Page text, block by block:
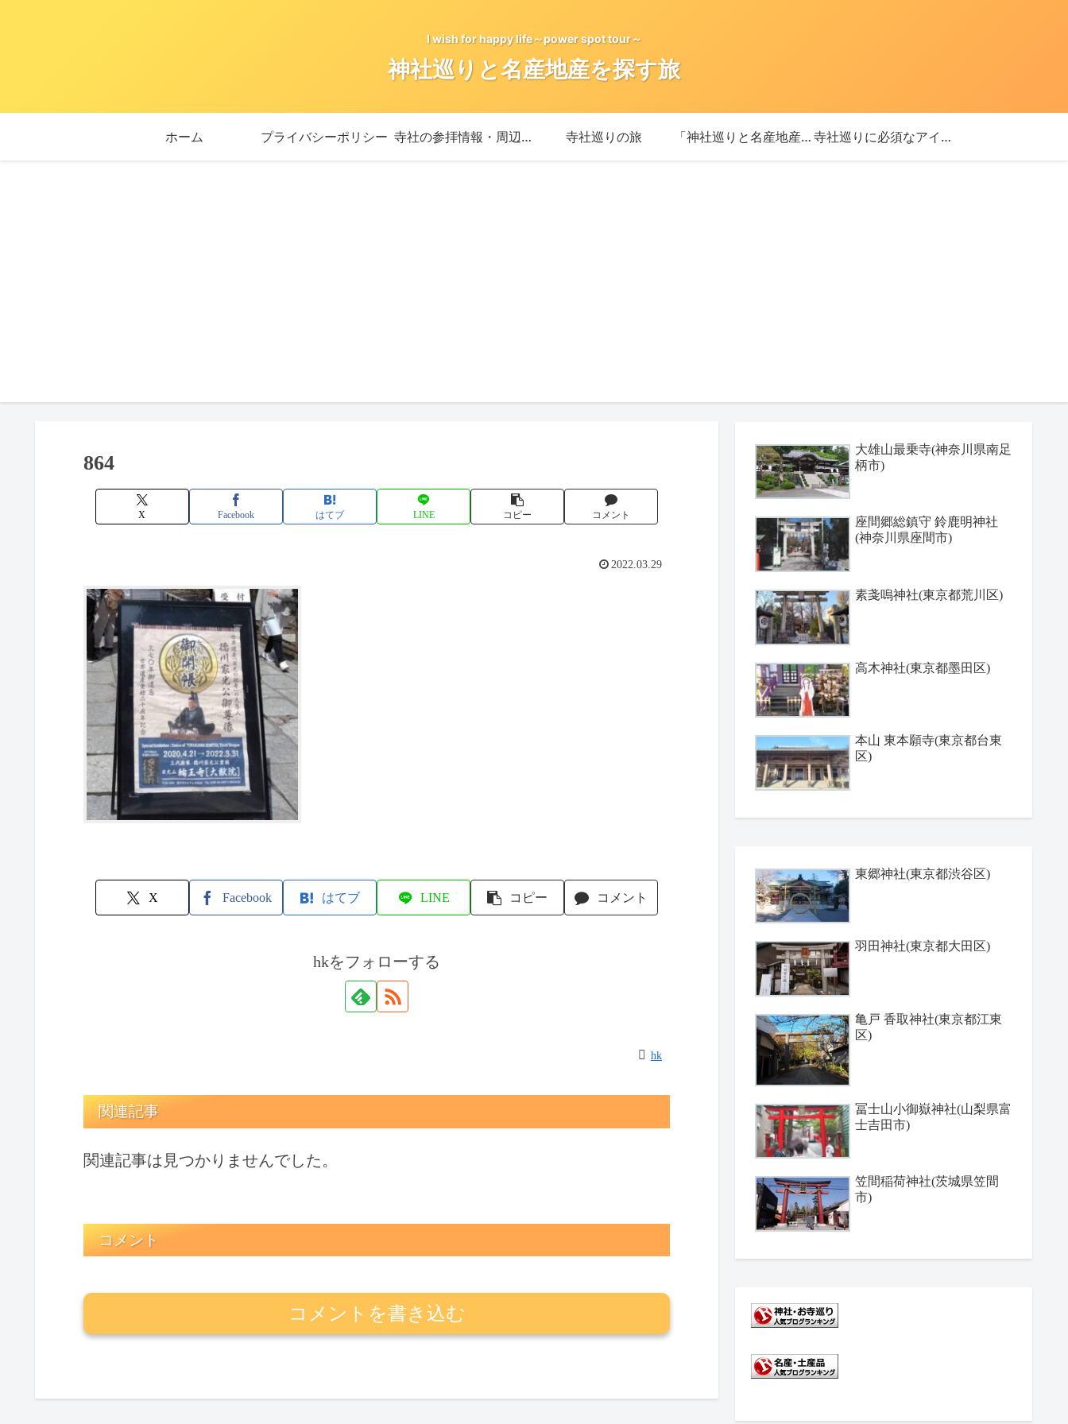
I wish for happy life～power spot tour～
神社巡りと名産地産を探す旅
ホーム プライバシーポリシー 寺社の参拝情報・周辺情報 寺社巡りの旅 「神社巡りと名産地産を探す旅」ブログ始めました！ 寺社巡りに必須なアイテム
864
X Facebook はてブ LINE コピー コメント
2022.03.29
X Facebook はてブ LINE コピー コメント
hkをフォローする
hk
関連記事
関連記事は見つかりませんでした。
コメント
コメントを書き込む
大雄山最乗寺(神奈川県南足
柄市)
座間郷総鎮守 鈴鹿明神社
(神奈川県座間市)
素戔嗚神社(東京都荒川区)
高木神社(東京都墨田区)
本山 東本願寺(東京都台東
区)
東郷神社(東京都渋谷区)
羽田神社(東京都大田区)
亀戸 香取神社(東京都江東
区)
冨士山小御嶽神社(山梨県富
士吉田市)
笠間稲荷神社(茨城県笠間
市)